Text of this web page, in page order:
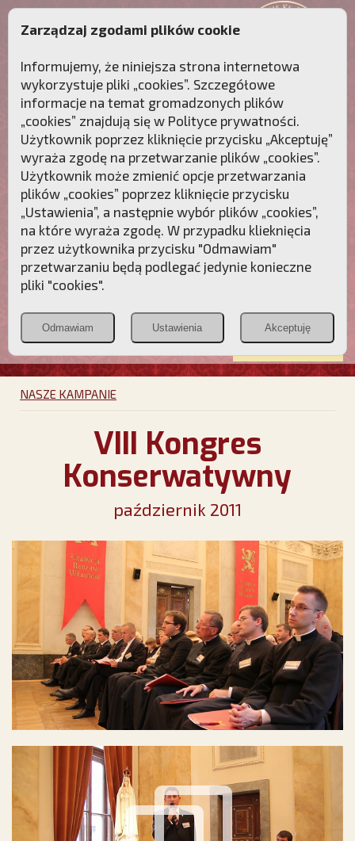
Przebudźmy sumienia Polaków!
Polonia
Christiana
PCh24.pl
Przymierze
POZNAJ APOSTOLAT FATIMY WESPRZYJ
NAS
NASZE KAMPANIE
VIII Kongres
Konserwatywny
październik 2011
Zarządzaj zgodami plików cookie
Informujemy, że niniejsza strona internetowa
wykorzystuje pliki „cookies”. Szczegółowe
informacje na temat gromadzonych plików
„cookies” znajdują się w Polityce prywatności.
Użytkownik poprzez kliknięcie przycisku „Akceptuję”
wyraża zgodę na przetwarzanie plików „cookies”.
Użytkownik może zmienić opcje przetwarzania
plików „cookies” poprzez kliknięcie przycisku
„Ustawienia”, a następnie wybór plików „cookies”,
na które wyraża zgodę. W przypadku klieknięcia
przez użytkownika przycisku "Odmawiam"
przetwarzaniu będą podlegać jedynie konieczne
pliki "cookies".
Odmawiam Ustawienia Akceptuję